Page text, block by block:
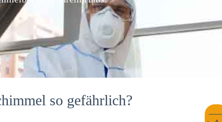
so gefährlich?